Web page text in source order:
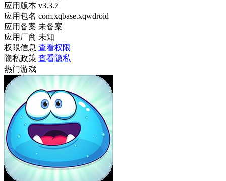
应用版本 v3.3.7
应用包名 com.xqbase.xqwdroid
应用备案 未备案
应用厂商 未知
权限信息 查看权限
隐私政策 查看隐私
热门游戏